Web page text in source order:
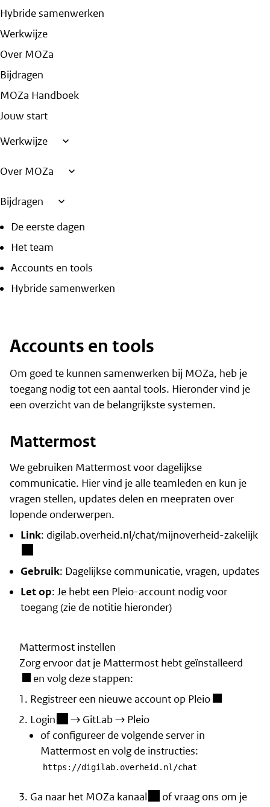
Hybride samenwerken
Werkwijze
Over MOZa
Bijdragen
MOZa Handboek
Jouw start
Werkwijze
Over MOZa
Bijdragen
De eerste dagen
Het team
Accounts en tools
Hybride samenwerken
Accounts en tools
Om goed te kunnen samenwerken bij MOZa, heb je
toegang nodig tot een aantal tools. Hieronder vind je
een overzicht van de belangrijkste systemen.
Mattermost
We gebruiken Mattermost voor dagelijkse
communicatie. Hier vind je alle teamleden en kun je
vragen stellen, updates delen en meepraten over
lopende onderwerpen.
Link: digilab.overheid.nl/chat/mijnoverheid-zakelijk
Gebruik: Dagelijkse communicatie, vragen, updates
Let op: Je hebt een Pleio-account nodig voor
toegang (zie de notitie hieronder)
Mattermost instellen
Zorg ervoor dat je Mattermost hebt geïnstalleerd
en volg deze stappen:
Registreer een nieuwe account op Pleio
Login(besloten omgeving)
→ GitLab → Pleio
of configureer de volgende server in
Mattermost en volg de instructies:
https://digilab.overheid.nl/chat
Ga naar het MOZa kanaal(besloten omgeving)
ofvraag ons om je